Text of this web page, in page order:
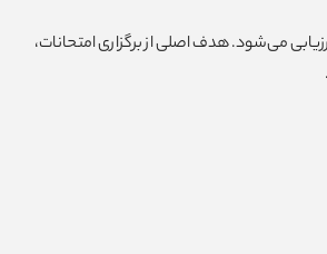
می‌شود. هدف اصلی از برگزاری امتحانات،